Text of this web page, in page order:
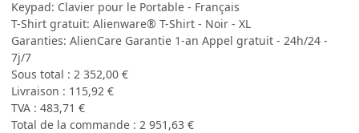
Keypad: Clavier pour le Portable - Français
T-Shirt gratuit: Alienware® T-Shirt - Noir - XL
Garanties: AlienCare Garantie 1-an Appel gratuit - 24h/24 -
7j/7
Sous total : 2 352,00 €
Livraison : 115,92 €
TVA : 483,71 €
Total de la commande : 2 951,63 €